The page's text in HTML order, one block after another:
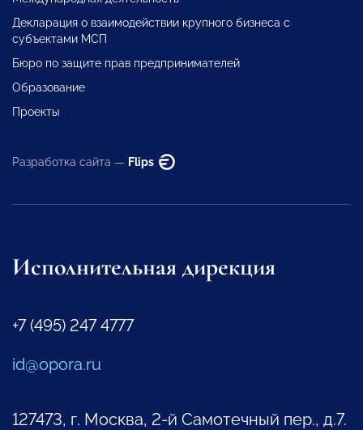
Декларация о взаимодействии крупного бизнеса с
субъектами МСП
Бюро по защите прав предпринимателей
Образование
Проекты
Разработка сайта — Flips
Исполнительная дирекция
+7 (495) 247 4777
id@opora.ru
127473, г. Москва, 2-й Самотечный пер., д.7.